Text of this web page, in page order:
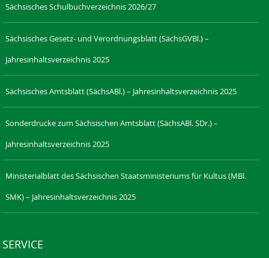
Sächsisches Schulbuchverzeichnis 2026/27
Sächsisches Gesetz- und Verordnungsblatt (SächsGVBl.) –
Jahresinhaltsverzeichnis 2025
Sächsisches Amtsblatt (SächsABl.) – Jahresinhaltsverzeichnis 2025
Sonderdrucke zum Sächsischen Amtsblatt (SächsABl. SDr.) –
Jahresinhaltsverzeichnis 2025
Ministerialblatt des Sächsischen Staatsministeriums für Kultus (MBl.
SMK) – Jahresinhaltsverzeichnis 2025
SERVICE